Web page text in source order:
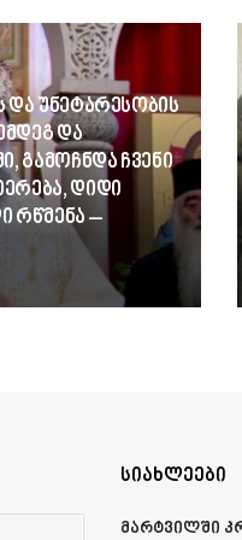
და უნეტარესობის
და
გამოჩნდა ჩვენი
დიდი
რწმენა –
სიახლეები
მარტვილში